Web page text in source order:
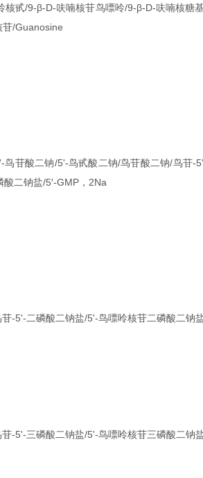
核甙/9-β-D-呋喃核苷鸟嘌呤/9-β-D-呋喃核糖
/Guanosine
鸟苷酸二钠/5'-鸟甙酸二钠/鸟苷酸二钠/鸟苷-
二钠盐/5′-GMP，2Na
-5'-二磷酸二钠盐/5'-鸟嘌呤核苷二磷酸二钠
-5'-三磷酸二钠盐/5'-鸟嘌呤核苷三磷酸二钠